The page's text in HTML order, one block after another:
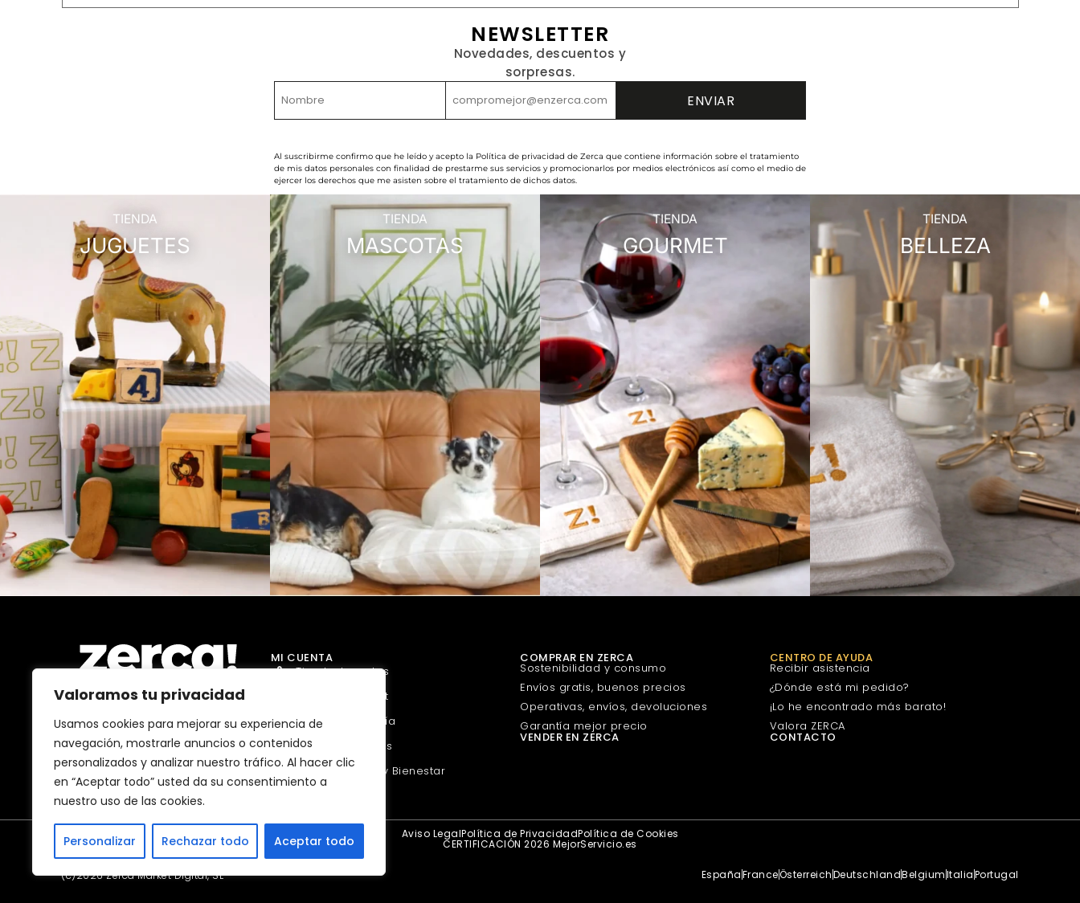
Valoramos tu privacidad
Usamos cookies para mejorar su experiencia de
navegación, mostrarle anuncios o contenidos
personalizados y analizar nuestro tráfico. Al hacer clic
en “Aceptar todo” usted da su consentimiento a
nuestro uso de las cookies.
Personalizar Rechazar todo Aceptar todo
NEWSLETTER
Novedades, descuentos y
sorpresas.
Al suscribirme confirmo que he leído y acepto la Política de privacidad de Zerca que contiene información sobre el tratamiento
de mis datos personales con finalidad de prestarme sus servicios y promocionarlos por medios electrónicos así como el medio de
ejercer los derechos que me asisten sobre el tratamiento de dichos datos.
TIENDA
JUGUETES
TIENDA
MASCOTAS
TIENDA
GOURMET
TIENDA
BELLEZA
Comercios, productores y
distribuidores locales. Pagan
impuestos aquí, y dinamizan
economía y empleo en tu
comunidad.
MI CUENTA
Tienda Juguetes
Tienda Gourmet
Tienda Droguería
Tienda Mascotas
Tienda Belleza y Bienestar
COMPRAR EN ZERCA
Sostenibilidad y consumo
Envíos gratis, buenos precios
Operativas, envíos, devoluciones
Garantía mejor precio
VENDER EN ZERCA
CENTRO DE AYUDA
Recibir asistencia
¿Dónde está mi pedido?
¡Lo he encontrado más barato!
Valora ZERCA
CONTACTO
Aviso LegalPolítica de PrivacidadPolítica de Cookies
CERTIFICACIÓN 2026 MejorServicio.es
(c)2026 Zerca Market Digital, SL EspañaFranceÖsterreichDeutschlandBelgiumItaliaPortugal